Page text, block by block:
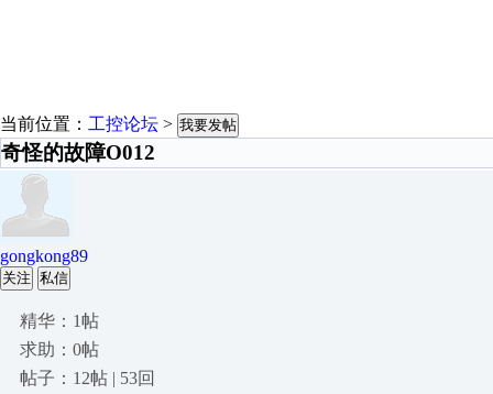
当前位置： 工控论坛 > 我要发帖
奇怪的故障O012
gongkong89
关注 私信
精华：1帖
求助：0帖
帖子：12帖 | 53回